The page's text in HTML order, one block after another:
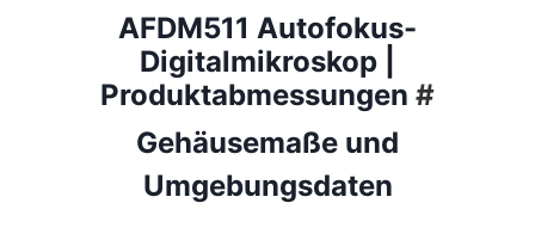
AFDM511 Autofokus-
Digitalmikroskop |
Produktabmessungen #
Gehäusemaße und
Umgebungsdaten